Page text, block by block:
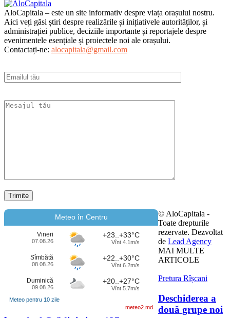
AloCapitala – este un site informativ despre viața orașului nostru.
Aici veți găsi știri despre realizările și inițiativele autorităților, și
administrației publice, deciziile importante și reportajele despre
evenimentele esențiale și proiectele noi ale orașului.
Contactați-ne: alocapitala@gmail.com
Meteo în Centru
Vineri
07.08.26
+23..+33°C
Vînt 4.1m/s
Sîmbătă
08.08.26
+22..+30°C
Vînt 6.2m/s
Duminică
09.08.26
+20..+27°C
Vînt 5.7m/s
Meteo pentru 10 zile
meteo2.md
© AloCapitala -
Toate drepturile
rezervate. Dezvoltat
de Lead Agency
MAI MULTE
ARTICOLE
Pretura Rîșcani
Deschiderea a
două grupe noi